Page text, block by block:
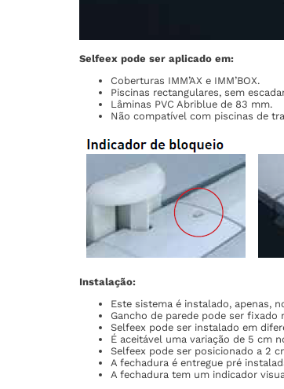
Selfeex pode ser aplicado em:
Coberturas IMM’AX e IMM’BOX.
Piscinas rectangulares, sem
Lâminas PVC Abriblue de 83 mm.
Não compatível com piscinas de
Instalação:
Este sistema é instalado, apenas,
Gancho de parede pode ser fixado
Selfeex pode ser instalado em
É aceitável uma variação de 5 cm
Selfeex pode ser posicionado a 2
A fechadura é entregue pré
A fechadura tem um indicador